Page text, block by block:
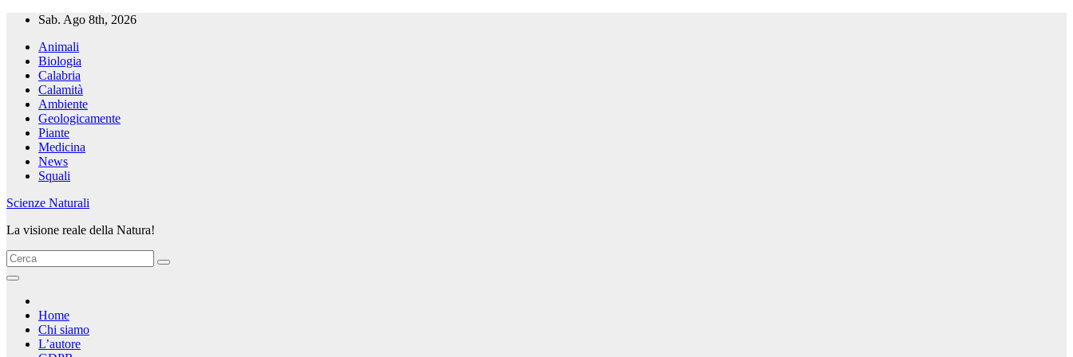
Salta
contenuto
Sab. Ago 8th, 2026
Animali
Biologia
Calabria
Calamità
Ambiente
Geologicamente
Piante
Medicina
News
Squali
Scienze Naturali
La visione reale della Natura!
Home
Chi siamo
L’autore